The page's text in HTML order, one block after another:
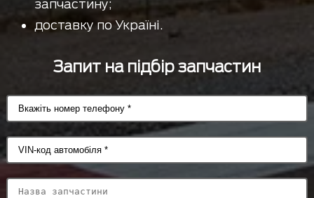
запчастину;
доставку по Україні.
Запит на підбір запчастин